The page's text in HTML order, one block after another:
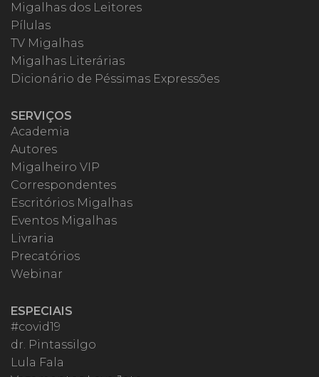
Migalhas dos Leitores
Pílulas
TV Migalhas
Migalhas Literárias
Dicionário de Péssimas Expressões
SERVIÇOS
Academia
Autores
Migalheiro VIP
Correspondentes
Escritórios Migalhas
Eventos Migalhas
Livraria
Precatórios
Webinar
ESPECIAIS
#covid19
dr. Pintassilgo
Lula Fala